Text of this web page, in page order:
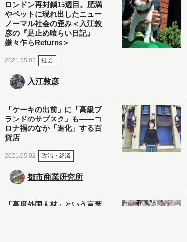
ロンドン再封鎖15週目。肥満
やペットに現れ出したニュー
ノーマル社会の歪み＜入江敦
彦の『足止め喰らい日記』
嫌々乍らReturns＞
2021.05.02 社会
入江敦彦
「ケーキの出前」に「高級ブ
ランドのサブスク」も――コ
ロナ禍のなか「進化」する百
貨店
2021.05.02 政治・経済
都市商業研究所
「高度外国人材」という言葉